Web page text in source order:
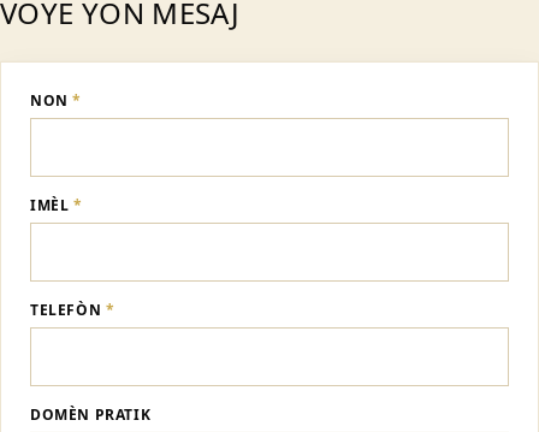
VOYE YON MESAJ
NON *
IMÈL *
TELEFÒN *
DOMÈN PRATIK